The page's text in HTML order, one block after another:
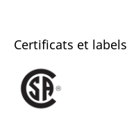
Certificats et labels